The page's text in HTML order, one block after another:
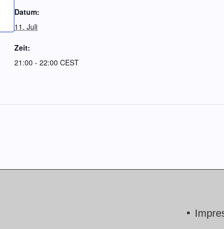
Datum:
11. Juli
Zeit:
21:00 - 22:00 CEST